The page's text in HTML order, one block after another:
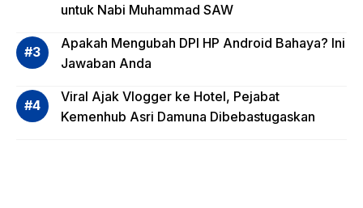
Saja?
untuk Nabi Muhammad SAW
Apakah Mengubah DPI HP Android Bahaya? Ini
Jawaban Anda
Viral Ajak Vlogger ke Hotel, Pejabat
Kemenhub Asri Damuna Dibebastugaskan